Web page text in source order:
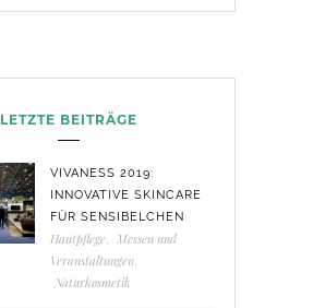
LETZTE BEITRÄGE
VIVANESS 2019:
INNOVATIVE SKINCARE
FÜR SENSIBELCHEN
Hautpflege,
Messen und
Veranstaltungen,
Naturkosmetik